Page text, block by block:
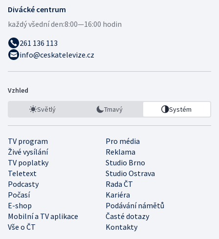
Divácké centrum
každý všední den:8:00—16:00 hodin
261 136 113
info@ceskatelevize.cz
Vzhled
Světlý Tmavý Systém
TV program
Pro média
Živé vysílání
Reklama
TV poplatky
Studio Brno
Teletext
Studio Ostrava
Podcasty
Rada ČT
Počasí
Kariéra
E-shop
Podávání námětů
Mobilní a TV aplikace
Časté dotazy
Vše o ČT
Kontakty